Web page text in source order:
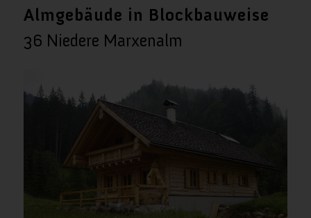
Datenschutz-Bestimmungen
Almgebäude in Blockbauweise
36 Niedere Marxenalm